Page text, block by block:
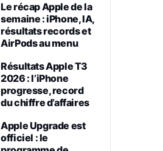
Le récap Apple de la
semaine : iPhone, IA,
résultats records et
AirPods au menu
Résultats Apple T3
2026 : l’iPhone
progresse, record
du chiffre d’affaires
Apple Upgrade est
officiel : le